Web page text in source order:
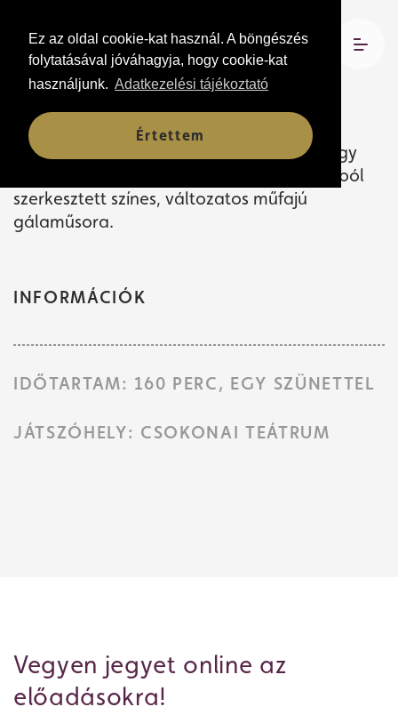
Ez az oldal cookie-kat használ. A böngészés
folytatásával jóváhagyja, hogy cookie-kat
használjunk. Adatkezelési tájékoztató
Értettem
2026. június 13. 15:00 és 19:00
Csokonai Teátrum
A Debreceni Ady Endre Gimnázium mintegy
100 diákja és művésztanáraik idei munkáiból
szerkesztett színes, változatos műfajú
gálaműsora.
INFORMÁCIÓK
IDŐTARTAM: 160 PERC, EGY SZÜNETTEL
JÁTSZÓHELY: CSOKONAI TEÁTRUM
Vegyen jegyet online az
előadásokra!